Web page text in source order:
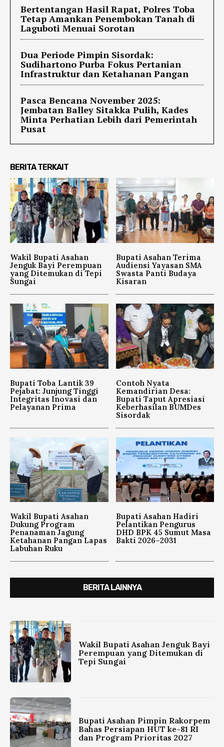
Bertentangan Hasil Rapat, Polres Toba
Tetap Amankan Penembokan Tanah di
Laguboti Menuai Sorotan
Dua Periode Pimpin Sisordak:
Sudihartono Purba Fokus Pertanian
Infrastruktur dan Ketahanan Pangan
Pasca Bencana November 2025:
Jembatan Balley Sitakka Pulih, Kades
Minta Perhatian Lebih dari Pemerintah
Pusat
BERITA TERKAIT
Wakil Bupati Asahan
Jenguk Bayi Perempuan
yang Ditemukan di Tepi
Sungai
Bupati Asahan Terima
Audiensi Yayasan SMA
Swasta Panti Budaya
Kisaran
Bupati Toba Lantik 39
Pejabat: Junjung Tinggi
Integritas Inovasi dan
Pelayanan Prima
Contoh Nyata
Kemandirian Desa:
Bupati Taput Apresiasi
Keberhasilan BUMDes
Sisordak
Wakil Bupati Asahan
Dukung Program
Penanaman Jagung
Ketahanan Pangan Lapas
Labuhan Ruku
Bupati Asahan Hadiri
Pelantikan Pengurus
DHD BPK 45 Sumut Masa
Bakti 2026–2031
BERITA LAINNYA
Wakil Bupati Asahan Jenguk Bayi
Perempuan yang Ditemukan di
Tepi Sungai
Bupati Asahan Pimpin Rakorpem
Bahas Persiapan HUT ke-81 RI
dan Program Prioritas 2027